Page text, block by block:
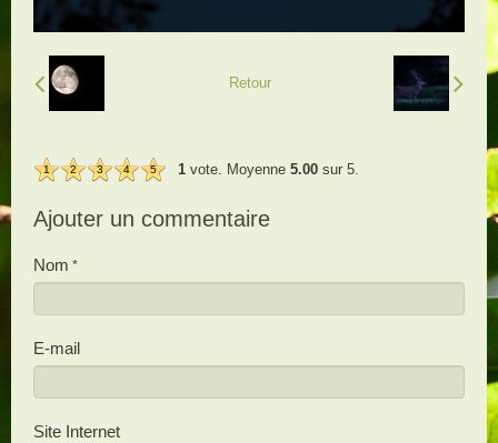
Retour
1 2 3 4 5 1 vote. Moyenne 5.00 sur 5.
Ajouter un commentaire
Nom
E-mail
Site Internet